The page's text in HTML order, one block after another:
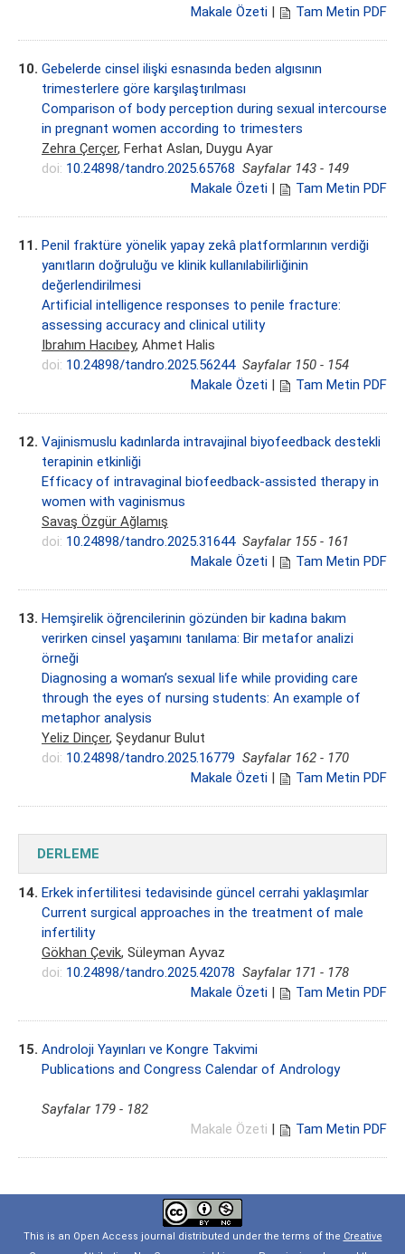
Makale Özeti
Tam Metin PDF
10. Gebelerde cinsel ilişki esnasında beden algısının
trimesterlere göre karşılaştırılması
Comparison of body perception during sexual intercourse
in pregnant women according to trimesters
Zehra Çerçer, Ferhat Aslan, Duygu Ayar
doi: 10.24898/tandro.2025.65768 Sayfalar 143 - 149
Makale Özeti
Tam Metin PDF
11. Penil fraktüre yönelik yapay zekâ platformlarının verdiği
yanıtların doğruluğu ve klinik kullanılabilirliğinin
değerlendirilmesi
Artificial intelligence responses to penile fracture:
assessing accuracy and clinical utility
Ibrahım Hacıbey, Ahmet Halis
doi: 10.24898/tandro.2025.56244 Sayfalar 150 - 154
Makale Özeti
Tam Metin PDF
12. Vajinismuslu kadınlarda intravajinal biyofeedback destekli
terapinin etkinliği
Efficacy of intravaginal biofeedback-assisted therapy in
women with vaginismus
Savaş Özgür Ağlamış
doi: 10.24898/tandro.2025.31644 Sayfalar 155 - 161
Makale Özeti
Tam Metin PDF
13. Hemşirelik öğrencilerinin gözünden bir kadına bakım
verirken cinsel yaşamını tanılama: Bir metafor analizi
örneği
Diagnosing a woman’s sexual life while providing care
through the eyes of nursing students: An example of
metaphor analysis
Yeliz Dinçer, Şeydanur Bulut
doi: 10.24898/tandro.2025.16779 Sayfalar 162 - 170
Makale Özeti
Tam Metin PDF
DERLEME
14. Erkek infertilitesi tedavisinde güncel cerrahi yaklaşımlar
Current surgical approaches in the treatment of male
infertility
Gökhan Çevik, Süleyman Ayvaz
doi: 10.24898/tandro.2025.42078 Sayfalar 171 - 178
Makale Özeti
Tam Metin PDF
15. Androloji Yayınları ve Kongre Takvimi
Publications and Congress Calendar of Andrology
Sayfalar 179 - 182
Makale Özeti
Tam Metin PDF
This is an Open Access journal distributed under the terms of the Creative